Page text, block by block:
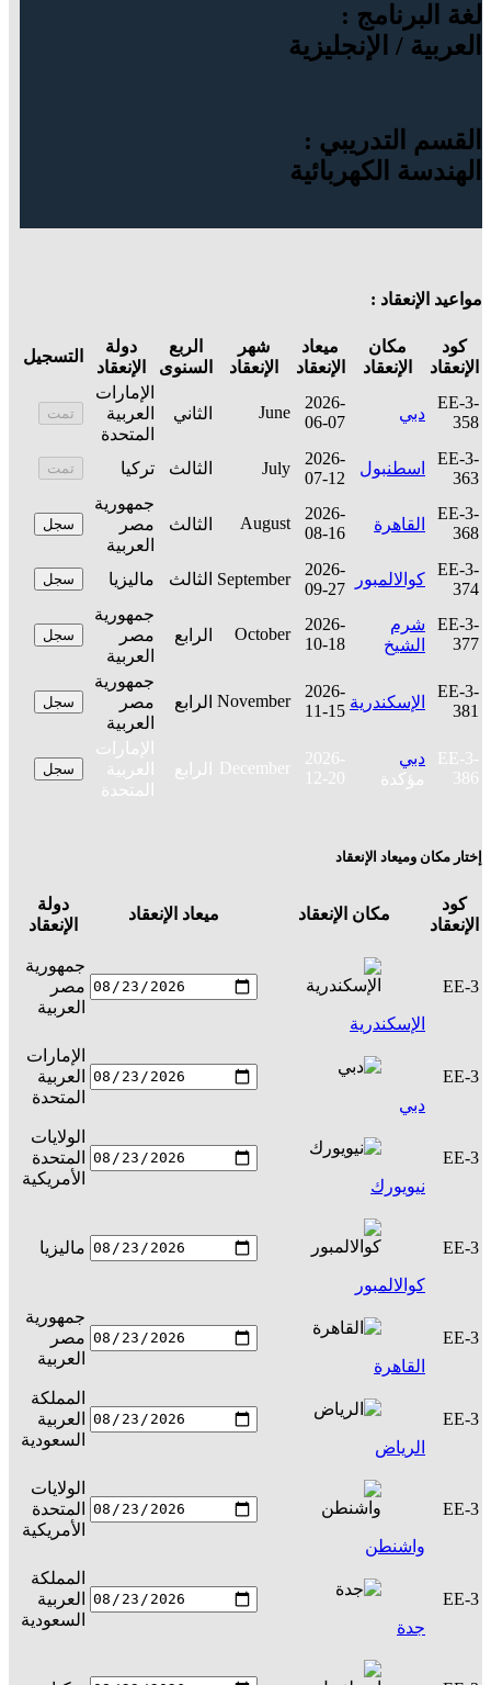
لغة البرنامج :
العربية / الإنجليزية
القسم التدريبي :
الهندسة الكهربائية
مواعيد الإنعقاد :
كود
الإنعقاد
مكان
الإنعقاد
ميعاد
الإنعقاد
شهر
الإنعقاد
الربع
السنوى
دولة
الإنعقاد
التسجيل
EE-3-
358
دبي
2026-
06-07
June الثاني
الإمارات
العربية
المتحدة
تمت
EE-3-
363
اسطنبول
2026-
07-12
July الثالث تركيا تمت
EE-3-
368
القاهرة
2026-
08-16
August الثالث
جمهورية
مصر
العربية
سجل
EE-3-
374
كوالالمبور
2026-
09-27
September الثالث ماليزيا سجل
EE-3-
377
شرم
الشيخ
2026-
10-18
October الرابع
جمهورية
مصر
العربية
سجل
EE-3-
381
الإسكندرية
2026-
11-15
November الرابع
جمهورية
مصر
العربية
سجل
EE-3-
386
دبي
مؤكدة
2026-
12-20
December الرابع
الإمارات
العربية
المتحدة
سجل
إختار مكان وميعاد الإنعقاد
كود
الإنعقاد
مكان الإنعقاد ميعاد الإنعقاد
دولة
الإنعقاد
EE-3
الإسكندرية
جمهورية
مصر
العربية
EE-3
دبي
الإمارات
العربية
المتحدة
EE-3
نيويورك
الولايات
المتحدة
الأمريكية
EE-3
كوالالمبور
ماليزيا
EE-3
القاهرة
جمهورية
مصر
العربية
EE-3
الرياض
المملكة
العربية
السعودية
EE-3
واشنطن
الولايات
المتحدة
الأمريكية
EE-3
جدة
المملكة
العربية
السعودية